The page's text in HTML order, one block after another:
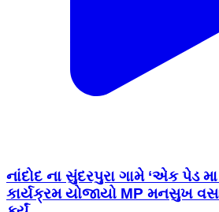
નાંદોદ ના સુંદરપુરા ગામે ‘એક પેડ
કાર્યક્રમ યોજાયો MP મનસુખ